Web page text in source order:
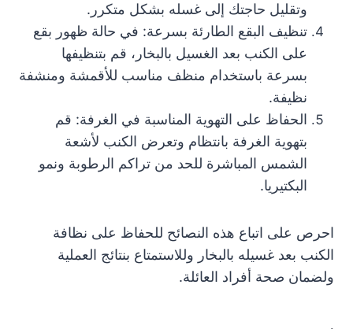
وتقليل حاجتك إلى غسله بشكل متكرر.
تنظيف البقع الطارئة بسرعة: في حالة ظهور بقع
على الكنب بعد الغسيل بالبخار، قم بتنظيفها
بسرعة باستخدام منظف مناسب للأقمشة ومنشفة
نظيفة.
الحفاظ على التهوية المناسبة في الغرفة: قم
بتهوية الغرفة بانتظام وتعرض الكنب لأشعة
الشمس المباشرة للحد من تراكم الرطوبة ونمو
البكتيريا.
احرص على اتباع هذه النصائح للحفاظ على نظافة
الكنب بعد غسيله بالبخار وللاستمتاع بنتائج العملية
ولضمان صحة أفراد العائلة.